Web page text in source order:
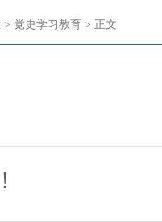
> 党史学习教育 > 正文